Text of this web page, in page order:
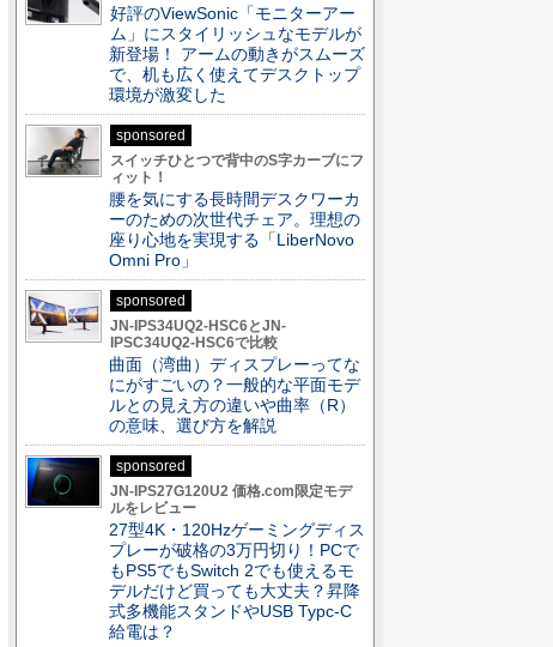
好評のViewSonic「モニターアー
ム」にスタイリッシュなモデルが
新登場！ アームの動きがスムーズ
で、机も広く使えてデスクトップ
環境が激変した
sponsored
スイッチひとつで背中のS字カーブにフ
ィット！
腰を気にする長時間デスクワーカ
ーのための次世代チェア。理想の
座り心地を実現する「LiberNovo
Omni Pro」
sponsored
JN-IPS34UQ2-HSC6とJN-
IPSC34UQ2-HSC6で比較
曲面（湾曲）ディスプレーってな
にがすごいの？一般的な平面モデ
ルとの見え方の違いや曲率（R）
の意味、選び方を解説
sponsored
JN-IPS27G120U2 価格.com限定モデ
ルをレビュー
27型4K・120Hzゲーミングディス
プレーが破格の3万円切り！PCで
もPS5でもSwitch 2でも使えるモ
デルだけど買っても大丈夫？昇降
式多機能スタンドやUSB Typc-C
給電は？